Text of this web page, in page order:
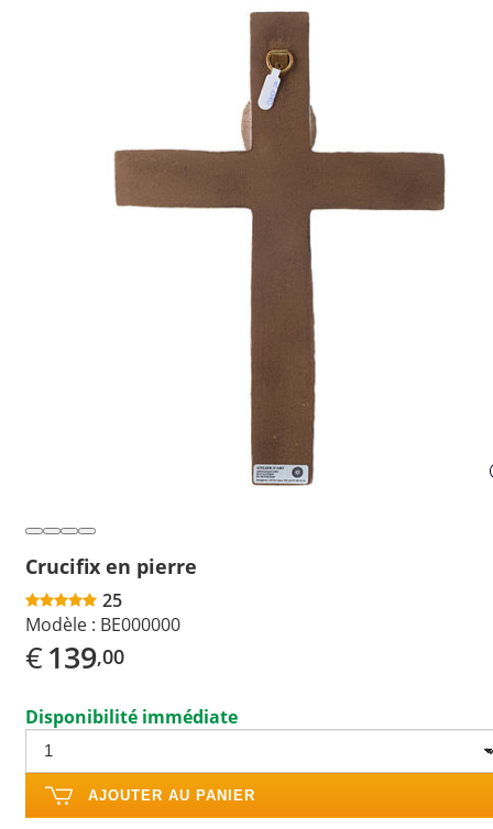
Crucifix en pierre
25
Modèle : BE000000
€139,00
Disponibilité immédiate
AJOUTER AU PANIER